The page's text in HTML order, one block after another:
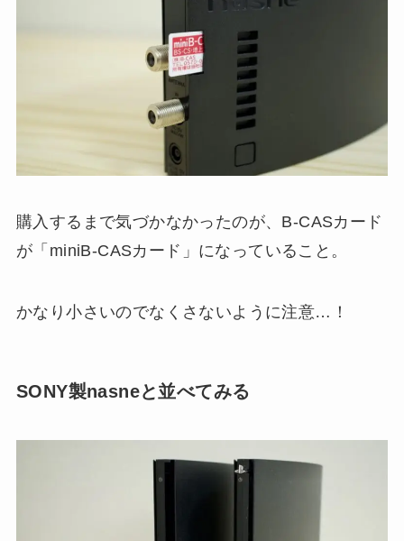
購入するまで気づかなかったのが、B-CASカード
が「miniB-CASカード」になっていること。
かなり小さいのでなくさないように注意…！
SONY製nasneと並べてみる